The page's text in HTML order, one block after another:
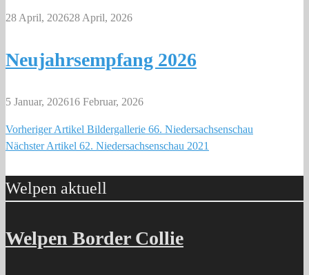
28 April, 202628 April, 2026
Neujahrsempfang 2026
5 Januar, 202616 Februar, 2026
Beitragsnavigation
Vorheriger Artikel Bildergallerie 66. Niedersachsenschau
Nächster Artikel 62. Niedersachsenschau 2021
Welpen aktuell
Welpen Border Collie